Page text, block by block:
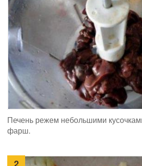
Печень режем небольшими
фарш.